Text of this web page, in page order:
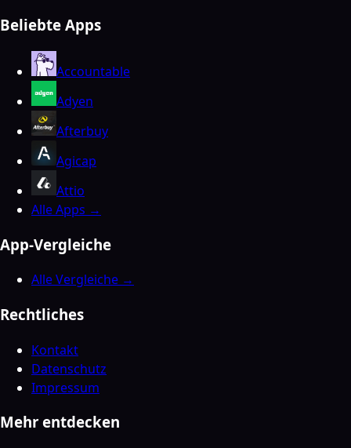
Beliebte Apps
Accountable
Adyen
Afterbuy
Agicap
Attio
Alle Apps →
App-Vergleiche
Alle Vergleiche →
Rechtliches
Kontakt
Datenschutz
Impressum
Mehr entdecken